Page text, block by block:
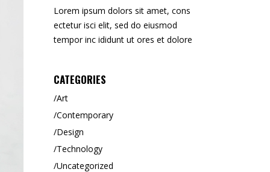
Lorem ipsum dolors sit amet, cons
ectetur isci elit, sed do eiusmod
tempor inc ididunt ut ores et dolore
CATEGORIES
Art
Contemporary
Design
Technology
Uncategorized